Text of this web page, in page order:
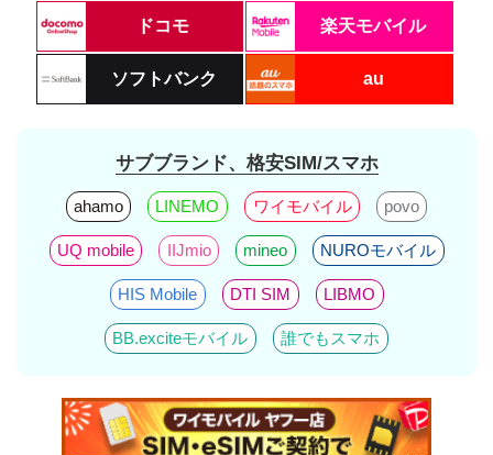
ドコモ 楽天モバイル
ソフトバンク au
サブブランド、格安SIM/スマホ
ahamo LINEMO ワイモバイル povo
UQ mobile IIJmio mineo NUROモバイル
HIS Mobile DTI SIM LIBMO
BB.exciteモバイル 誰でもスマホ